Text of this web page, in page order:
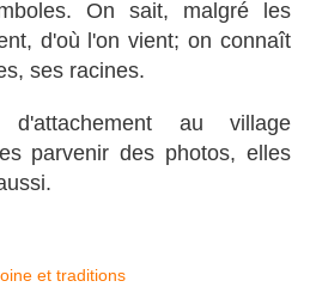
On sait, malgré les
d'où l'on vient; on connaît
ses racines.
d'attachement au village
parvenir des photos, elles
et traditions